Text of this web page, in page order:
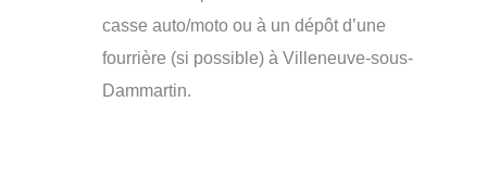
casse auto/moto ou à un dépôt d’une
fourrière (si possible) à Villeneuve-sous-
Dammartin.